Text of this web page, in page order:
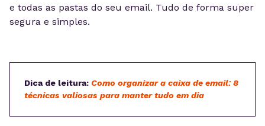
e todas as pastas do seu email. Tudo de forma super
segura e simples.
Dica de leitura: Como organizar a caixa de email: 8
técnicas valiosas para manter tudo em dia